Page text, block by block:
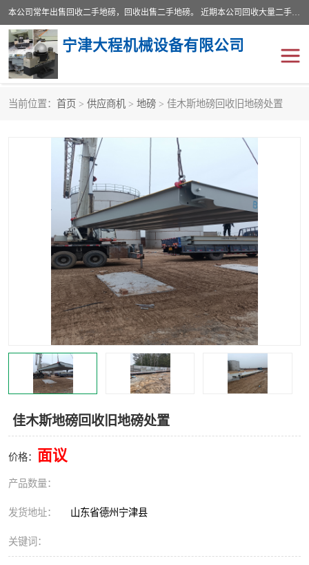
本公司常年出售回收二手地磅，回收出售二手地磅。 近期本公司回收大量二手地磅，型号齐全，宽度从2米到3.5米，长度5米到25米，承重吨位从10到200吨，成色7—9成新。 ? 使用年限6个月至2年，产品来源于个人闲置品，工矿企业停用品，因小换大而来。 精准度和新的一样， 二手地磅是内行人的选择，打个电话就省钱朋友您好等什么
宁津大程机械设备有限公司
当前位置： 首页 > 供应商机 > 地磅 > 佳木斯地磅回收旧地磅处置
佳木斯地磅回收旧地磅处置
价格： 面议
产品数量：
发货地址： 山东省德州宁津县
关键词：
地磅传感器 废纸打包机
食品烘干机
装载机电子秤 输送机
半自动输送机 全自动输送机
冷却塔 食品螺旋塔
撕碎机 木材撕碎机
塑料撕碎机 金属撕碎机